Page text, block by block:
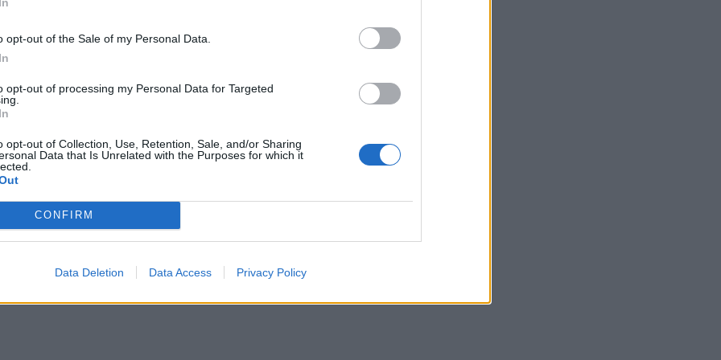
opt-out of the Sale of my Personal Data.
opt-out of processing my Personal Data for Targeted
opt-out of Collection, Use, Retention, Sale, and/or Sharing
Data that Is Unrelated with the Purposes for which it
CONFIRM
Data Deletion Data Access Privacy Policy
Ακολουθήστε το στο
όλα τα επιχειρηματικά νέα
Δείτε όλες τις τελευταίες
επιχειρηματικέςΕιδήσεις
Ελλάδα και τον κόσμο στο